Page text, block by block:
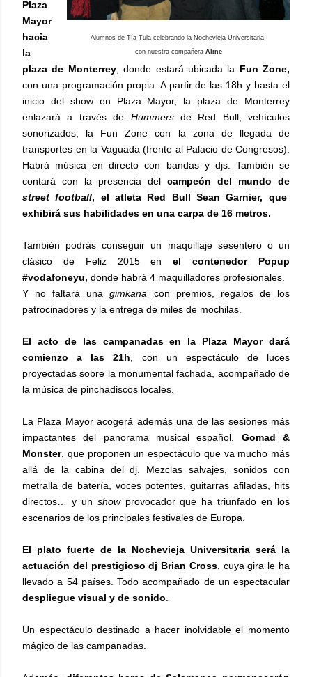
Alumnos de Tía Tula celebrando la Nochevieja Universitaria
con nuestra compañera Aline
Plaza
Mayor
hacia
la
plaza de Monterrey, donde estará ubicada la Fun Zone,
con una programación propia. A partir de las 18h y hasta el
inicio del show en Plaza Mayor, la plaza de Monterrey
enlazará a través de Hummers de Red Bull, vehículos
sonorizados, la Fun Zone con la zona de llegada de
transportes en la Vaguada (frente al Palacio de Congresos).
Habrá música en directo con bandas y djs. También se
contará con la presencia del campeón del mundo de
street football, el atleta Red Bull Sean Garnier, que
exhibirá sus habilidades en una carpa de 16 metros.
También podrás conseguir un maquillaje sesentero o un
clásico de Feliz 2015 enel contenedor Popup
#vodafoneyu, donde habrá 4 maquilladores profesionales.
Y no faltará unagimkana con premios, regalos de los
patrocinadores y la entrega de miles de mochilas.
El acto de las campanadas en la Plaza Mayor dará
comienzo a las 21h , con un espectáculo de luces
proyectadas sobre la monumental fachada, acompañado de
la música de pinchadiscos locales.
La Plaza Mayor acogerá además una de las sesiones más
impactantes del panorama musical español. Gomad &
Monster, que proponen un espectáculo que va mucho más
allá de la cabina del dj. Mezclas salvajes, sonidos con
metralla de batería, voces potentes, guitarras afiladas, hits
directos… y un show provocador que ha triunfado en los
escenarios de los principales festivales de Europa.
El plato fuerte de la Nochevieja Universitaria será la
actuación del prestigioso dj Brian Cross, cuya gira le ha
llevado a 54 países. Todo acompañado de un espectacular
despliegue visual y de sonido
Un espectáculo destinado a hacer inolvidable el momento
mágico de las campanadas.